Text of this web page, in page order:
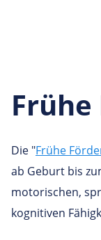
Die "Frühe
ab Geburt bis
motorischen,
kognitiven